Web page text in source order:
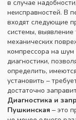
в случае
неисправностей. В
входят следующие
системы, выявление
механических
компрессора на
диагностики,
определить,
установить –
достаточно
Диагностика и
Пушкинская – это